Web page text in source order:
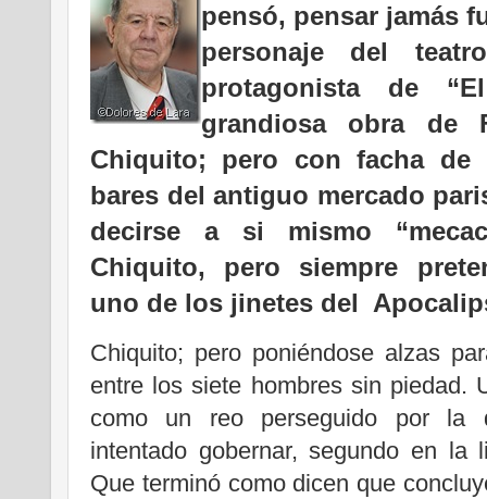
pensó, pensar jamás
personaje del
protagonista de
grandiosa obra de
Chiquito; pero con facha de
bares del antiguo mercado
decirse a si mismo
Chiquito, pero siempre
uno de los jinetes del
Chiquito; pero poniéndose alzas
entre los siete hombres sin piedad.
como un reo perseguido por la
intentado gobernar, segundo en la
Que terminó como dicen que